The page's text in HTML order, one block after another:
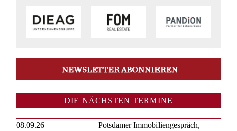
DIE NÄCHSTEN TERMINE
08.09.26
Potsdamer Immobiliengespräch,